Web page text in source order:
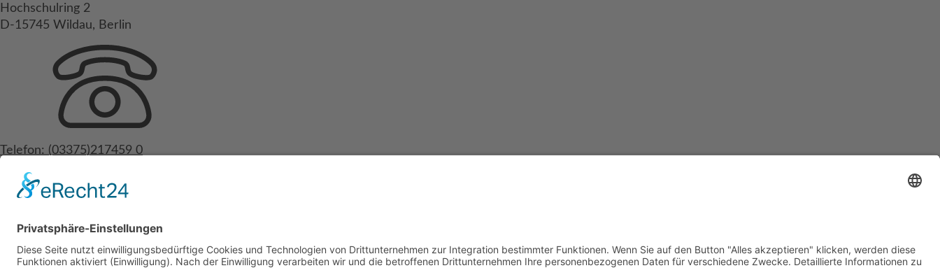
Hochschulring 2
D-15745 Wildau, Berlin
Telefon: (03375)217459 0
© 2026 Deuzert gmbh
Impressum